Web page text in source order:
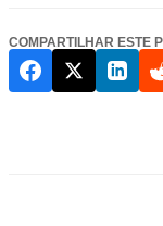
COMPARTILHAR ESTE